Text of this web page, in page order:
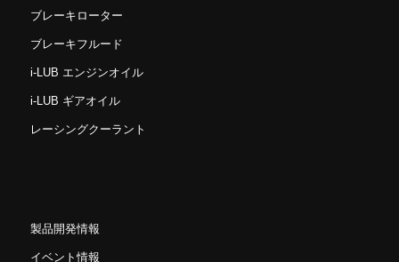
ブレーキローター
ブレーキフルード
i-LUB エンジンオイル
i-LUB ギアオイル
レーシングクーラント
製品開発情報
イベント情報